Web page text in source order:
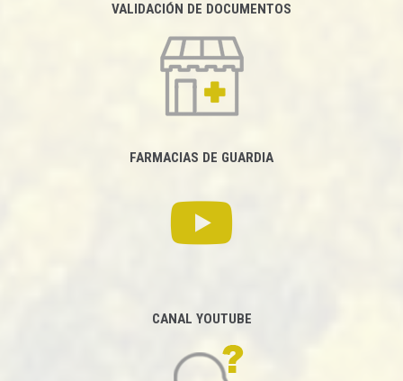
VALIDACIÓN DE DOCUMENTOS
FARMACIAS DE GUARDIA
CANAL YOUTUBE